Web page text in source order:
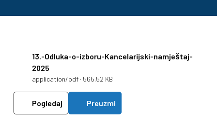
13.-Odluka-o-izboru-Kancelarijski-namještaj-
2025
application/pdf · 565.52 KB
Pogledaj Preuzmi